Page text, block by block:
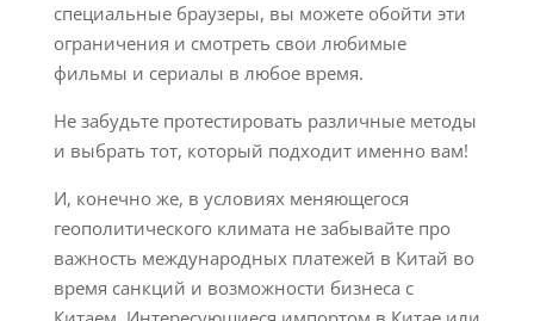
специальные браузеры, вы можете обойти эти
ограничения и смотреть свои любимые
фильмы и сериалы в любое время.
Не забудьте протестировать различные методы
и выбрать тот, который подходит именно вам!
И, конечно же, в условиях меняющегося
геополитического климата не забывайте про
важность международных платежей в Китай во
время санкций и возможности бизнеса с